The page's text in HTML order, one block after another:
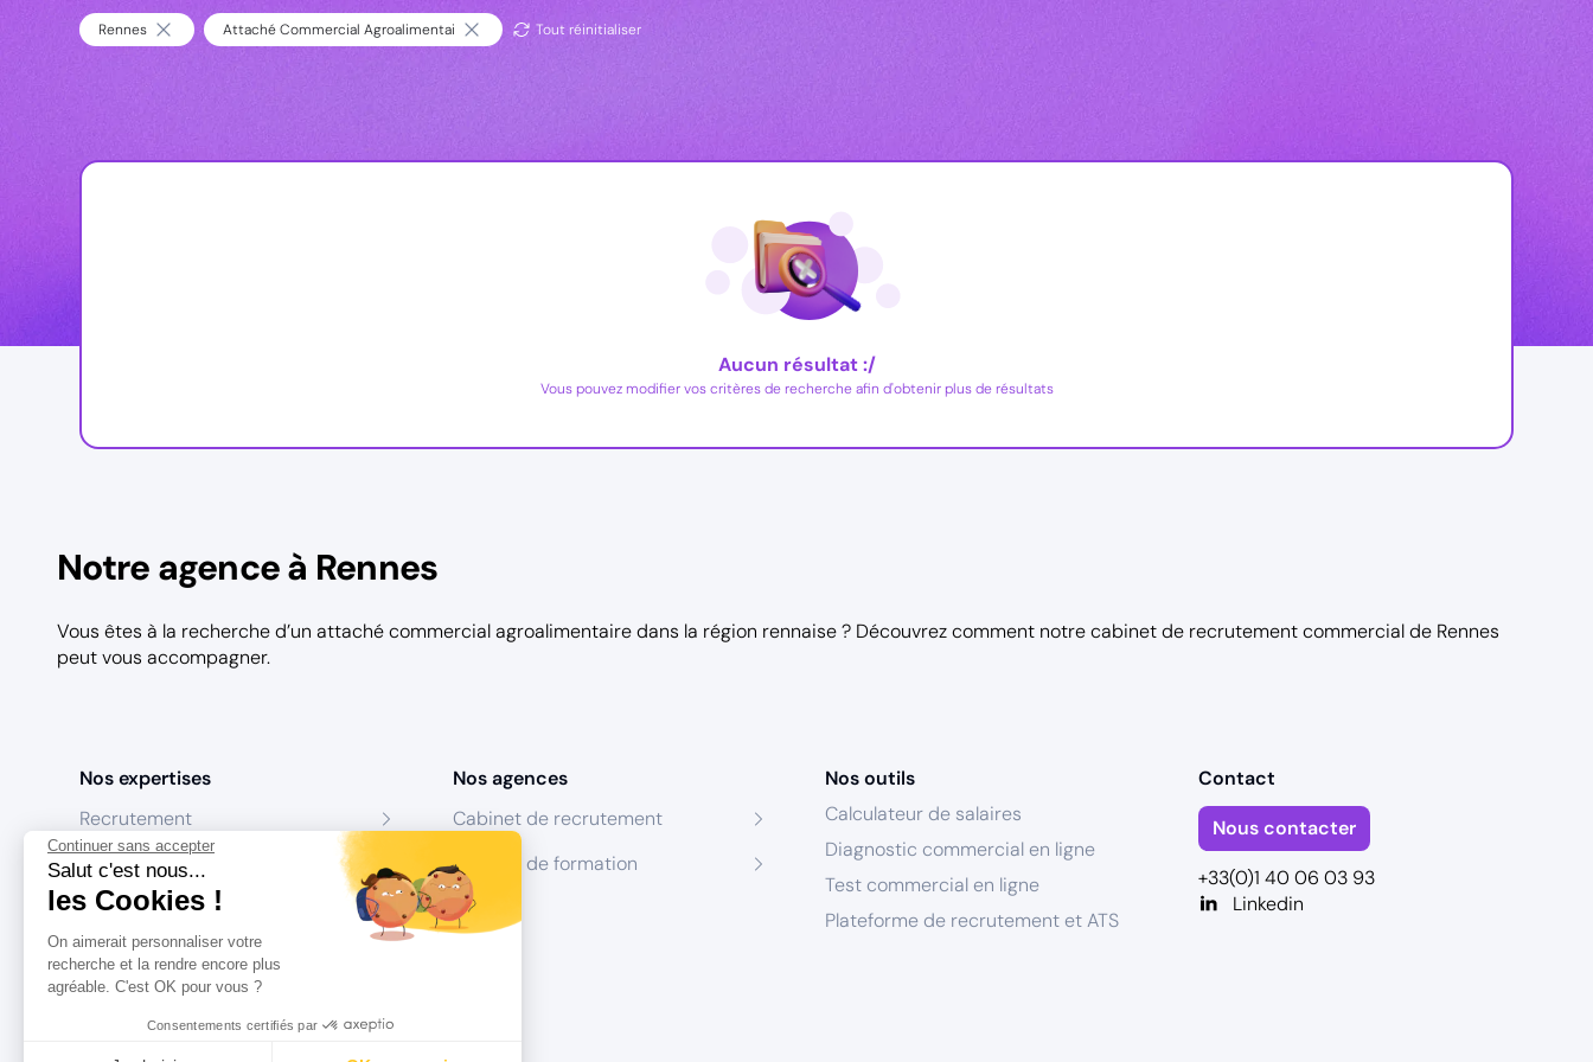
Continuer sans accepter
Salut c'est nous...
les Cookies !
On aimerait personnaliser votre
recherche et la rendre encore plus
agréable. C'est OK pour vous ?
Consentements certifiés par
Rennes Attaché Commercial Agroalimentai Tout réinitialiser
Aucun résultat :/
Vous pouvez modifier vos critères de recherche afin d'obtenir plus de résultats
Notre agence à Rennes
Vous êtes à la recherche d’un attaché commercial agroalimentaire dans la région rennaise ? Découvrez comment notrecabinet de recrutement commercial de Rennes
peut vous accompagner.
Nos expertises
Recrutement
Formation
Coaching
Conseil
Nos agences
Cabinet de recrutement
Centres de formation
Nos outils
Calculateur de salaires
Diagnostic commercial en ligne
Test commercial en ligne
Plateforme de recrutement et ATS
Contact
Nous contacter
+33(0)1 40 06 03 93
Linkedin